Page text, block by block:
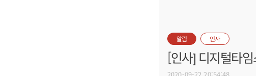
알림 인사
[인사] 디지털타